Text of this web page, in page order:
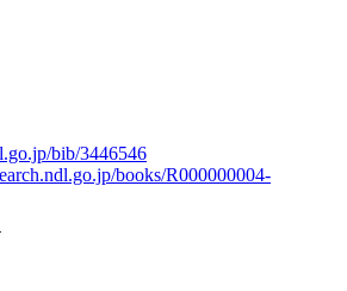
bib/3446546
books/R000000004-